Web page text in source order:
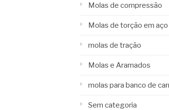
Molas de compressão
Molas de torção em aço
molas de tração
Molas e Aramados
molas para banco de
Sem categoria